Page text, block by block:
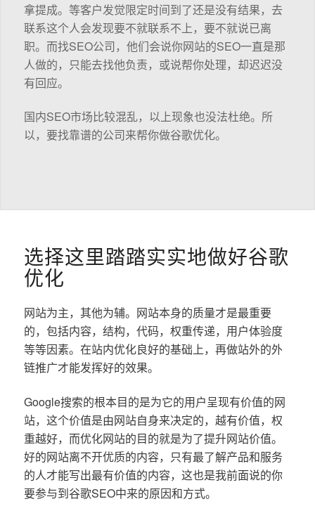
拿提成。等客户发觉限定时间到了还是没有结果，去
联系这个人会发现要不就联系不上，要不就说已离
职。而找SEO公司，他们会说你网站的SEO一直是那
人做的，只能去找他负责，或说帮你处理，却迟迟没
有回应。
国内SEO市场比较混乱，以上现象也没法杜绝。所
以，要找靠谱的公司来帮你做谷歌优化。
选择这里踏踏实实地做好谷歌
优化
网站为主，其他为辅。网站本身的质量才是最重要
的，包括内容，结构，代码，权重传递，用户体验度
等等因素。在站内优化良好的基础上，再做站外的外
链推广才能发挥好的效果。
Google搜索的根本目的是为它的用户呈现有价值的网
站，这个价值是由网站自身来决定的，越有价值，权
重越好，而优化网站的目的就是为了提升网站价值。
好的网站离不开优质的内容，只有最了解产品和服务
的人才能写出最有价值的内容，这也是我前面说的你
要参与到谷歌SEO中来的原因和方式。